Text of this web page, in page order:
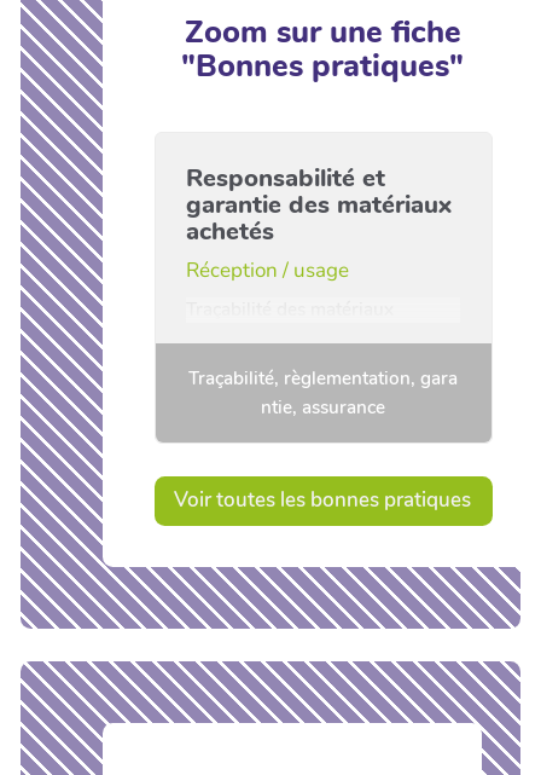
Zoom sur une fiche
"Bonnes pratiques"
Responsabilité et
garantie des matériaux
achetés
Réception / usage
Traçabilité, règlementation, gara
ntie, assurance
Voir toutes les bonnes pratiques